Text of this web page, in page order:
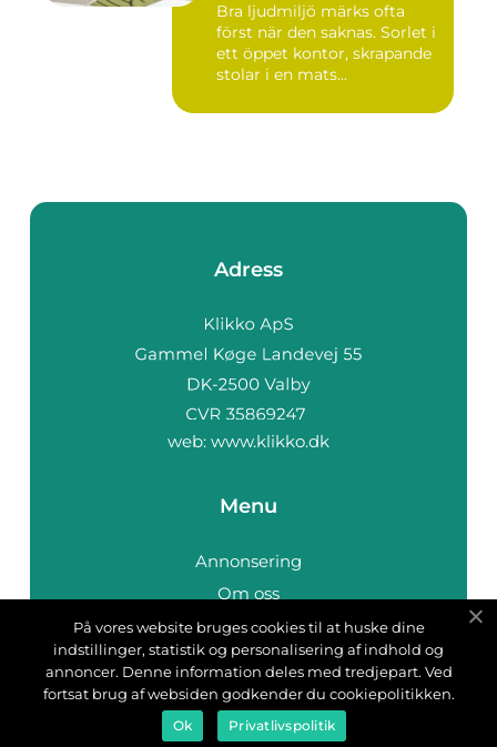
Bra ljudmiljö märks ofta
först när den saknas. Sorlet i
ett öppet kontor, skrapande
stolar i en mats...
Adress
web: www.klikko.dk
Menu
Annonsering
Om oss
Cookies
Kontakta oss
Sitemap
På vores website bruges cookies til at huske dine
indstillinger, statistik og personalisering af indhold og
annoncer. Denne information deles med tredjepart. Ved
fortsat brug af websiden godkender du cookiepolitikken.
Ok Privatlivspolitik